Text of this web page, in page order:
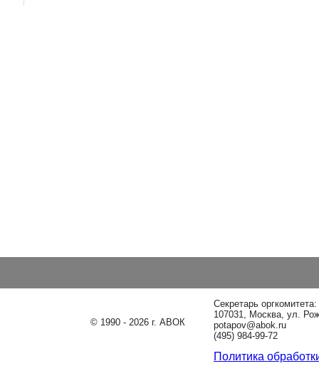
© 1990 - 2026 г. АВОК
Секретарь
107031, Москва, ул.
potapov@abok.ru
(495) 984-99-72
Политика